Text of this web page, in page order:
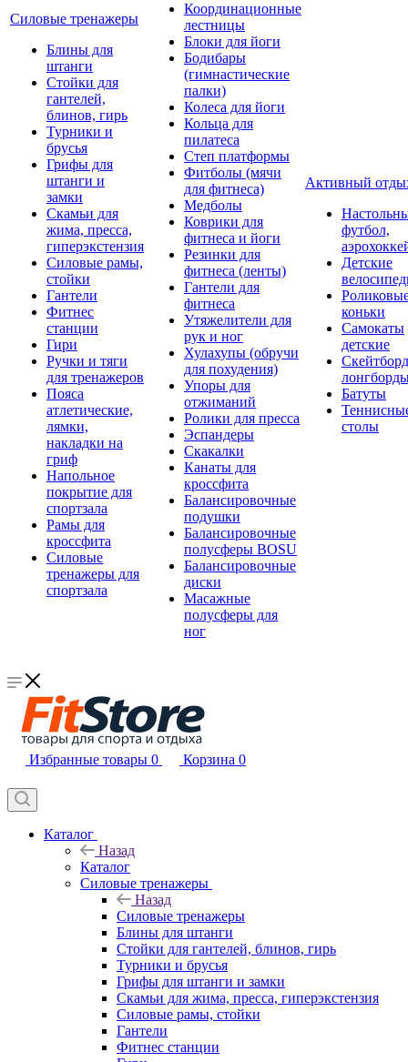
Силовые тренажеры
Блины для
штанги
Стойки для
гантелей,
блинов, гирь
Турники и
брусья
Грифы для
штанги и
замки
Скамьи для
жима, пресса,
гиперэкстензия
Силовые рамы,
стойки
Гантели
Фитнес
станции
Гири
Ручки и тяги
для тренажеров
Пояса
атлетические,
лямки,
накладки на
гриф
Напольное
покрытие для
спортзала
Рамы для
кроссфита
Силовые
тренажеры для
спортзала
Координационные
лестницы
Блоки для йоги
Бодибары
(гимнастические
палки)
Колеса для йоги
Кольца для
пилатеса
Степ платформы
Фитболы (мячи
для фитнеса)
Медболы
Коврики для
фитнеса и йоги
Резинки для
фитнеса (ленты)
Гантели для
фитнеса
Утяжелители для
рук и ног
Хулахупы (обручи
для похудения)
Упоры для
отжиманий
Ролики для пресса
Эспандеры
Скакалки
Канаты для
кроссфита
Балансировочные
подушки
Балансировочные
полусферы BOSU
Балансировочные
диски
Масажные
полусферы для
ног
Активный
футбол,
Детские
коньки
Самокаты
детские
Батуты
столы
Избранные товары 0 Корзина 0
Каталог
Назад
Каталог
Силовые тренажеры
Назад
Силовые тренажеры
Блины для штанги
Стойки для гантелей, блинов, гирь
Турники и брусья
Грифы для штанги и замки
Скамьи для жима, пресса, гиперэкстензия
Силовые рамы, стойки
Гантели
Фитнес станции